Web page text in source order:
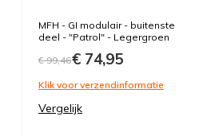
MFH - GI modulair - buitenste
deel - "Patrol" - Legergroen
€ 99,46€ 74,95
Klik voor verzendinformatie
Vergelijk